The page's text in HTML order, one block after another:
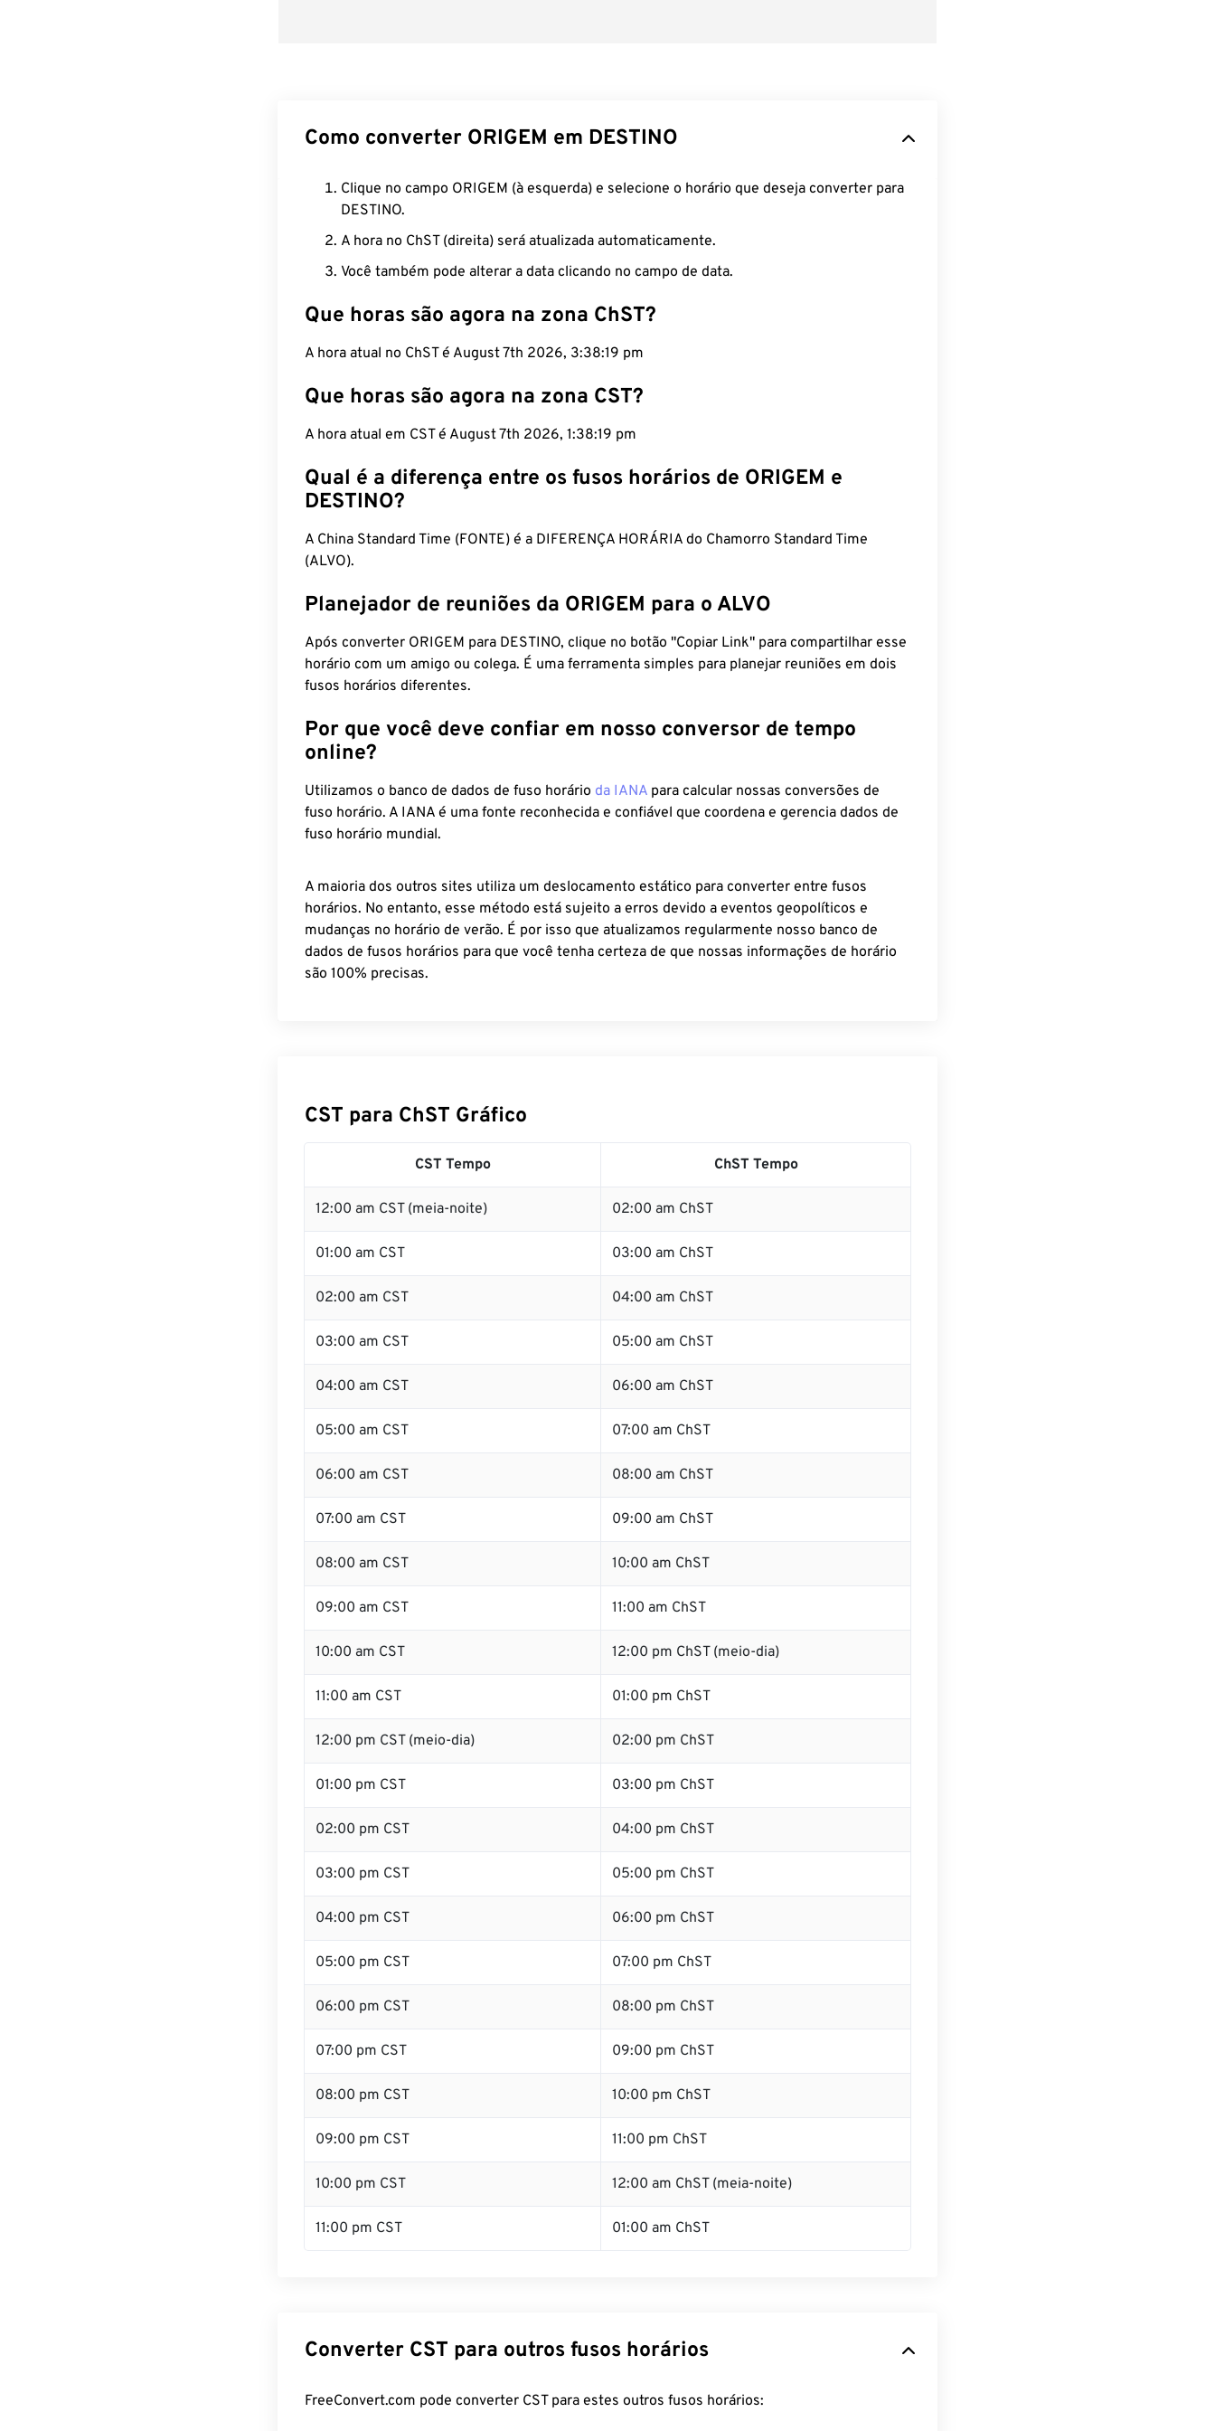
Como converter ORIGEM em DESTINO
Clique no campo ORIGEM (à esquerda) e selecione o horário que deseja converter para
DESTINO.
A hora no ChST (direita) será atualizada automaticamente.
Você também pode alterar a data clicando no campo de data.
Que horas são agora na zona ChST?
A hora atual no ChST é August 7th 2026, 3:38:20 pm
Que horas são agora na zona CST?
A hora atual em CST é August 7th 2026, 1:38:20 pm
Qual é a diferença entre os fusos horários de ORIGEM e
DESTINO?
A China Standard Time (FONTE) é a DIFERENÇA HORÁRIA do Chamorro Standard Time
(ALVO).
Planejador de reuniões da ORIGEM para o ALVO
Após converter ORIGEM para DESTINO, clique no botão "Copiar Link" para compartilhar esse
horário com um amigo ou colega. É uma ferramenta simples para planejar reuniões em dois
fusos horários diferentes.
Por que você deve confiar em nosso conversor de tempo
online?
Utilizamos o banco de dados de fuso horário da IANA para calcular nossas conversões de
fuso horário. A IANA é uma fonte reconhecida e confiável que coordena e gerencia dados de
fuso horário mundial.
A maioria dos outros sites utiliza um deslocamento estático para converter entre fusos
horários. No entanto, esse método está sujeito a erros devido a eventos geopolíticos e
mudanças no horário de verão. É por isso que atualizamos regularmente nosso banco de
dados de fusos horários para que você tenha certeza de que nossas informações de horário
são 100% precisas.
CST para ChST Gráfico
CST Tempo ChST Tempo
12:00 am CST (meia-noite) 02:00 am ChST
01:00 am CST 03:00 am ChST
02:00 am CST 04:00 am ChST
03:00 am CST 05:00 am ChST
04:00 am CST 06:00 am ChST
05:00 am CST 07:00 am ChST
06:00 am CST 08:00 am ChST
07:00 am CST 09:00 am ChST
08:00 am CST 10:00 am ChST
09:00 am CST 11:00 am ChST
10:00 am CST 12:00 pm ChST (meio-dia)
11:00 am CST 01:00 pm ChST
12:00 pm CST (meio-dia) 02:00 pm ChST
01:00 pm CST 03:00 pm ChST
02:00 pm CST 04:00 pm ChST
03:00 pm CST 05:00 pm ChST
04:00 pm CST 06:00 pm ChST
05:00 pm CST 07:00 pm ChST
06:00 pm CST 08:00 pm ChST
07:00 pm CST 09:00 pm ChST
08:00 pm CST 10:00 pm ChST
09:00 pm CST 11:00 pm ChST
10:00 pm CST 12:00 am ChST (meia-noite)
11:00 pm CST 01:00 am ChST
Converter CST para outros fusos horários
FreeConvert.com pode converter CST para estes outros fusos horários: